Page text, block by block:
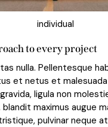
individual
to every project
nulla. Pellentesque
et netus et
ligula non
maximus augue
pulvinar neque